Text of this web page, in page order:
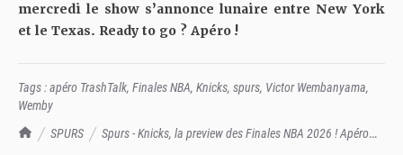
TrashTalk Actu NBA
SPURS
Spurs - Knicks, la preview des Finales NBA 2026 ! Apéro
mercredi le show s’annonce lunaire entre New York
et le Texas. Ready to go ? Apéro !
Tags :apéro TrashTalk, Finales NBA, Knicks, spurs, Victor Wembanyama,
Wemby